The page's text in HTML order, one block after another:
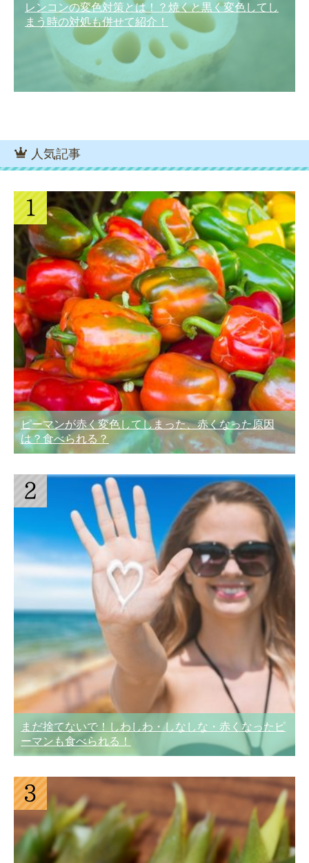
レンコンの変色対策とは！？焼くと黒く変色してし
まう時の対処も併せて紹介！
人気記事
ピーマンが赤く変色してしまった、赤くなった原因
は？食べられる？
まだ捨てないで！しわしわ・しなしな・赤くなったピ
ーマンも食べられる！